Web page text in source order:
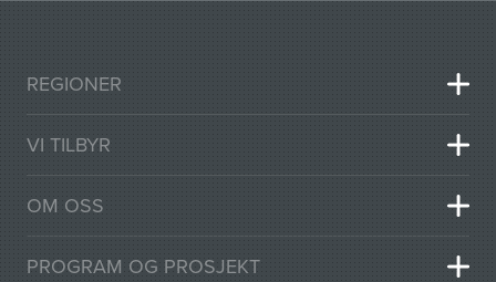
REGIONER
VI TILBYR
OM OSS
PROGRAM OG PROSJEKT